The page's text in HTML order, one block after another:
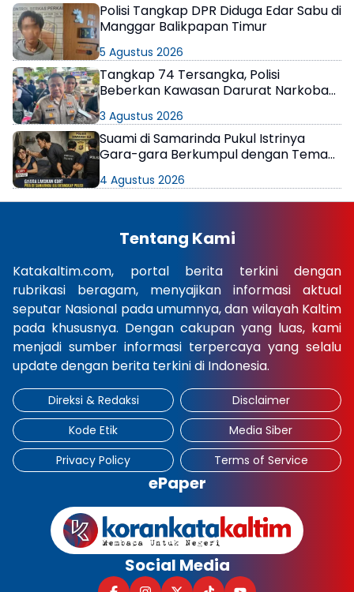
Polisi Tangkap DPR Diduga Edar Sabu di
Manggar Balikpapan Timur
5 Agustus 2026
Tangkap 74 Tersangka, Polisi
Beberkan Kawasan Darurat Narkoba
3 Agustus 2026
Suami di Samarinda Pukul Istrinya
Gara-gara Berkumpul dengan Teman
4 Agustus 2026
Tentang Kami
Katakaltim.com, portal berita terkini dengan
rubrikasi beragam, menyajikan informasi aktual
seputar Nasional pada umumnya, dan wilayah Kaltim
pada khususnya. Dengan cakupan yang luas, kami
menjadi sumber informasi terpercaya yang selalu
update dengan berita terkini di Indonesia.
Direksi & Redaksi
Disclaimer
Kode Etik
Media Siber
Privacy Policy
Terms of Service
ePaper
Social Media